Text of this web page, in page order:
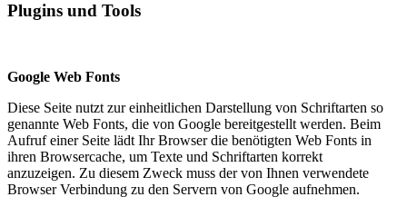
Plugins und Tools
Google Web Fonts
Diese Seite nutzt zur einheitlichen Darstellung von Schriftarten so
genannte Web Fonts, die von Google bereitgestellt werden. Beim
Aufruf einer Seite lädt Ihr Browser die benötigten Web Fonts in
ihren Browsercache, um Texte und Schriftarten korrekt
anzuzeigen. Zu diesem Zweck muss der von Ihnen verwendete
Browser Verbindung zu den Servern von Google aufnehmen.